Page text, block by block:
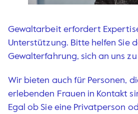
Gewaltarbeit erfordert
Unterstützung. Bitte helfen Sie
Gewalterfahrung, sich an uns
Wir bieten auch für Personen,
erlebenden Frauen in Kontakt
Egal ob Sie eine Privatperson